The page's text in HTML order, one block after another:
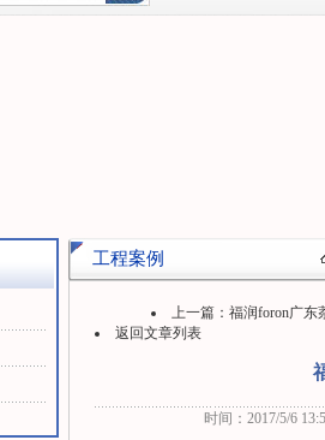
工程案例
上一篇： 福润foron广东
返回文章列表
时间：2017/5/6